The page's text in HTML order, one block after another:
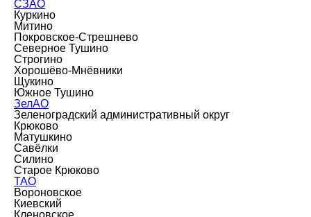
СЗАО
Куркино
Митино
Покровское-Стрешнево
Северное Тушино
Строгино
Хорошёво-Мнёвники
Щукино
Южное Тушино
ЗелАО
Зеленоградский административный округ
Крюково
Матушкино
Савёлки
Силино
Старое Крюково
ТАО
Вороновское
Киевский